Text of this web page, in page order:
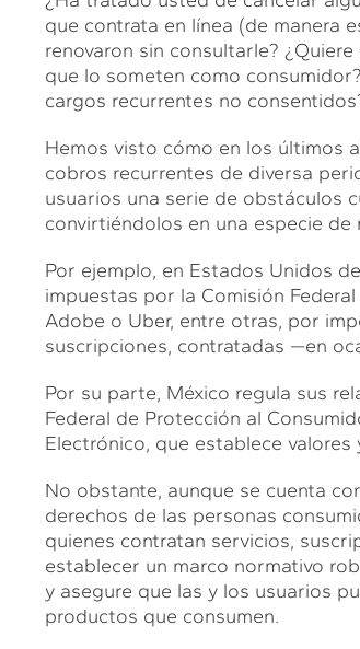
que contrata en línea (de manera
renovaron sin consultarle?
que lo someten como
cargos recurrentes no
Hemos visto cómo en los últimos
cobros recurrentes de diversa
usuarios una serie de obstáculos
convirtiéndolos en una especie
Por ejemplo, en Estados Unidos
impuestas por la Comisión
Adobe o Uber, entre otras, por
suscripciones, contratadas —en
Por su parte, México regula sus
Federal de Protección al
Electrónico, que establece
No obstante, aunque se cuenta
derechos de las personas
quienes contratan servicios,
establecer un marco normativo
y asegure que las y los usuarios
productos que consumen.